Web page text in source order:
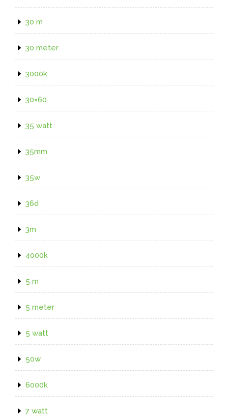
30 m
30 meter
3000k
30×60
35 watt
35mm
35w
36d
3m
4000k
5 m
5 meter
5 watt
50w
6000k
7 watt